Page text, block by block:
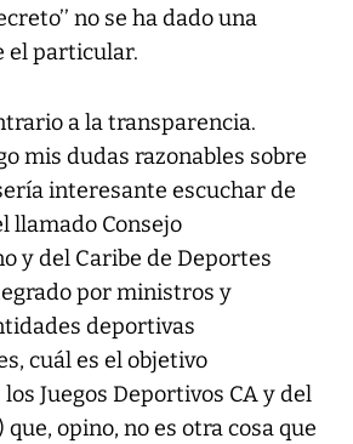
no se ha dado una
el particular.
a la transparencia.
mis dudas razonables sobre
interesante escuchar de
llamado Consejo
y del Caribe de Deportes
por ministros y
deportivas
cuál es el objetivo
Juegos Deportivos CA y del
que, opino, no es otra cosa que